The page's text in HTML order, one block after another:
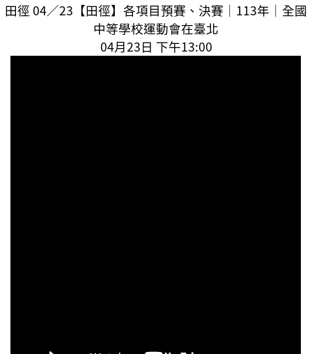
田徑 04／23【田徑】各項目預賽、決賽｜113年｜全國
中等學校運動會在臺北
04月23日 下午13:00